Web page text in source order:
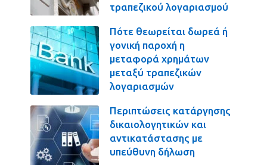
τραπεζικού λογαριασμού
Πότε θεωρείται δωρεά ή
γονική παροχή η
μεταφορά χρημάτων
μεταξύ τραπεζικών
λογαριασμών
Περιπτώσεις κατάργησης
δικαιολογητικών και
αντικατάστασης με
υπεύθυνη δήλωση